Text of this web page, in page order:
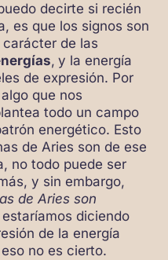
decirte si recién
es que los signos son
de las
, y la energía
de expresión. Por
que nos
todo un campo
energético. Esto
de Aries son de ese
no todo puede ser
y sin embargo,
de Aries son
diciendo
de la energía
no es cierto.